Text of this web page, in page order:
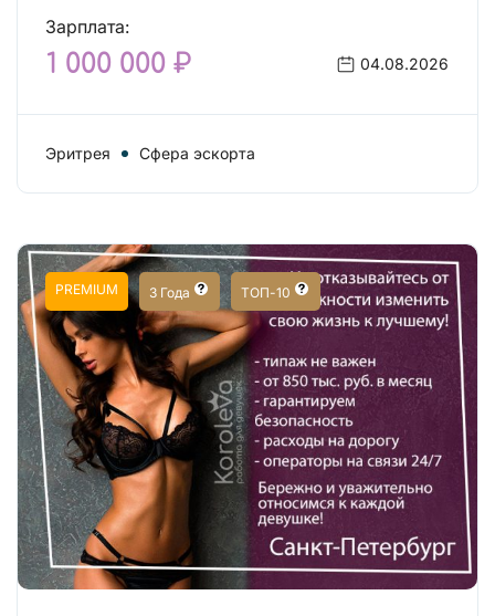
Зарплата:
1 000 000 ₽ 04.08.2026
Эритрея Сфера эскорта
PREMIUM 3 Года ТОП-10